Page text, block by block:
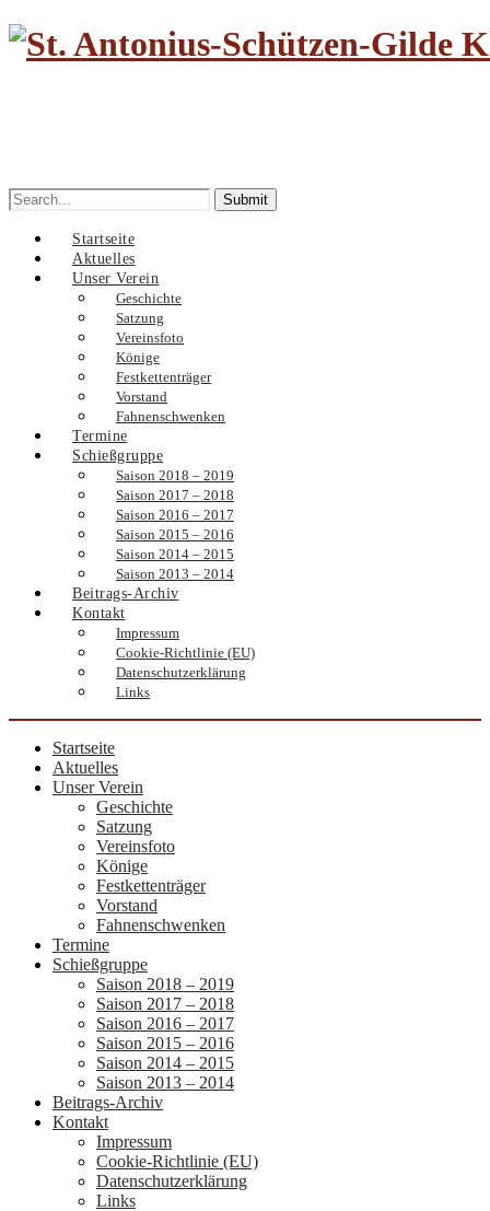
Search
for:
Startseite
Aktuelles
Unser Verein
Geschichte
Satzung
Vereinsfoto
Könige
Festkettenträger
Vorstand
Fahnenschwenken
Termine
Schießgruppe
Saison 2018 – 2019
Saison 2017 – 2018
Saison 2016 – 2017
Saison 2015 – 2016
Saison 2014 – 2015
Saison 2013 – 2014
Beitrags-Archiv
Kontakt
Impressum
Cookie-Richtlinie (EU)
Datenschutzerklärung
Links
Startseite
Aktuelles
Unser Verein
Geschichte
Satzung
Vereinsfoto
Könige
Festkettenträger
Vorstand
Fahnenschwenken
Termine
Schießgruppe
Saison 2018 – 2019
Saison 2017 – 2018
Saison 2016 – 2017
Saison 2015 – 2016
Saison 2014 – 2015
Saison 2013 – 2014
Beitrags-Archiv
Kontakt
Impressum
Cookie-Richtlinie (EU)
Datenschutzerklärung
Links